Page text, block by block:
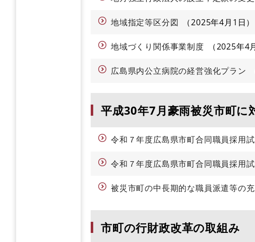
地域指定等区分図 2025年4月1日
地域づくり関係事業制度 2025年4
広島県内公立病院の経営強化プラン
平成30年7月豪雨被災市町に
令和７年度広島県市町合同職員採用
令和７年度広島県市町合同職員採用
被災市町の中長期的な職員派遣等の
市町の行財政改革の取組み